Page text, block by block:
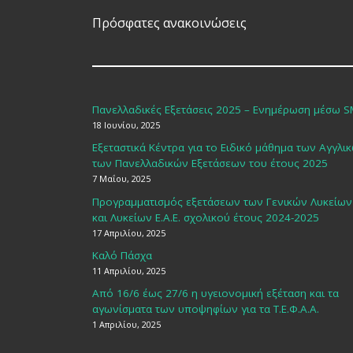
Πρόσφατες ανακοινώσεις
Πανελλαδικές Εξετάσεις 2025 – Ενημέρωση μέσω
18 Ιουνίου, 2025
Εξεταστικά Κέντρα για το Ειδικό μάθημα των
των Πανελλαδικών Εξετάσεων του έτους 2025
7 Μαΐου, 2025
Προγραμματισμός εξετάσεων των Γενικών Λυκείων
και Λυκείων Ε.Α.Ε. σχολικού έτους 2024-2025
17 Απριλίου, 2025
Καλό Πάσχα
11 Απριλίου, 2025
Από 16/6 έως 27/6 η υγειονομική εξέταση και τα
αγωνίσματα των υποψηφίων για τα Τ.Ε.Φ.Α.Α.
1 Απριλίου, 2025